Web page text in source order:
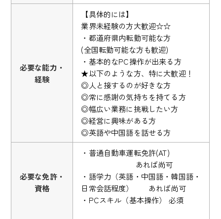
必要な能力・
経験
【具体的には】
業界未経験の方大歓迎☆☆
・都道府県内転勤可能な方
(全国転勤可能な方も歓迎)
・基本的なPC操作が出来る方
★以下のような方、特に大歓迎！
◎人と接するのが好きな方
◎常に感謝の気持ちを持てる方
◎幅広い業務に挑戦したい方
◎経営に興味がある方
◎英語や中国語を話せる方
必要な免許・
資格
・普通自動車運転免許(AT)
あれば尚可
・語学力（英語・中国語・韓国語・
日常会話程度） あれば尚可
・PCスキル（基本操作） 必須